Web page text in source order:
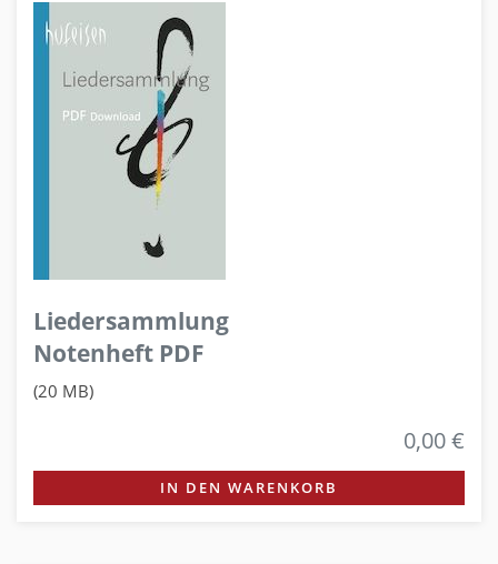
Liedersammlung
Notenheft PDF
(20 MB)
0,00 €
IN DEN WARENKORB